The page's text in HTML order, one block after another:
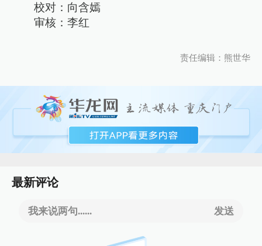
校对：向含嫣
审核：李红
责任编辑：熊世华
最新评论
我来说两句...... 发送